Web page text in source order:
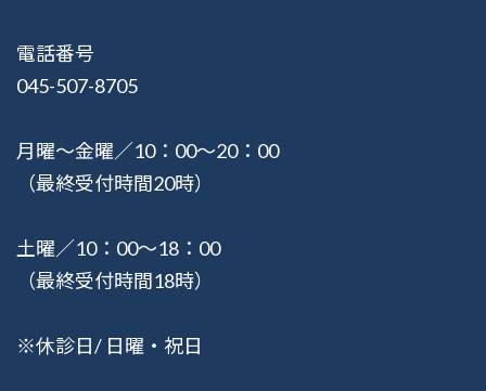
電話番号
045-507-8705
月曜〜金曜／10：00〜20：00
（最終受付時間20時）
土曜／10：00〜18：00
（最終受付時間18時）
※休診日/ 日曜・祝日